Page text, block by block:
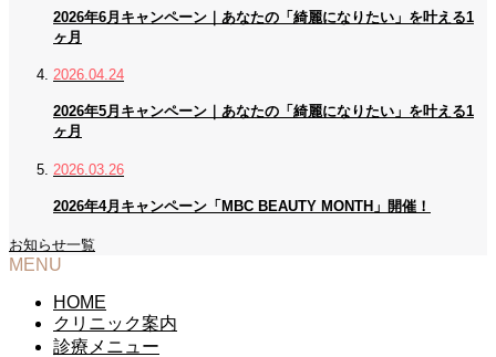
2026年6月キャンペーン｜あなたの「綺麗になりたい」を叶える1
ヶ月
2026.04.24
2026年5月キャンペーン｜あなたの「綺麗になりたい」を叶える1
ヶ月
2026.03.26
2026年4月キャンペーン「MBC BEAUTY MONTH」開催！
お知らせ一覧
MENU
HOME
クリニック案内
診療メニュー